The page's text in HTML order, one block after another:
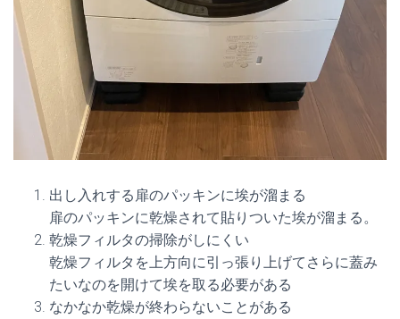
出し入れする扉のパッキンに埃が溜まる
扉のパッキンに乾燥されて貼りついた埃が溜まる。
乾燥フィルタの掃除がしにくい
乾燥フィルタを上方向に引っ張り上げてさらに蓋み
たいなのを開けて埃を取る必要がある
なかなか乾燥が終わらないことがある